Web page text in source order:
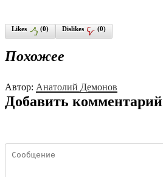
Likes (0) Dislikes (0)
Похожее
Автор: Анатолий Демонов
Добавить комментарий